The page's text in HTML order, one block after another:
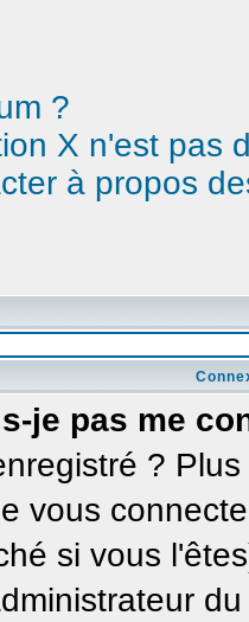
?
X n'est pas
à propos
je pas me
?
vous
si vous